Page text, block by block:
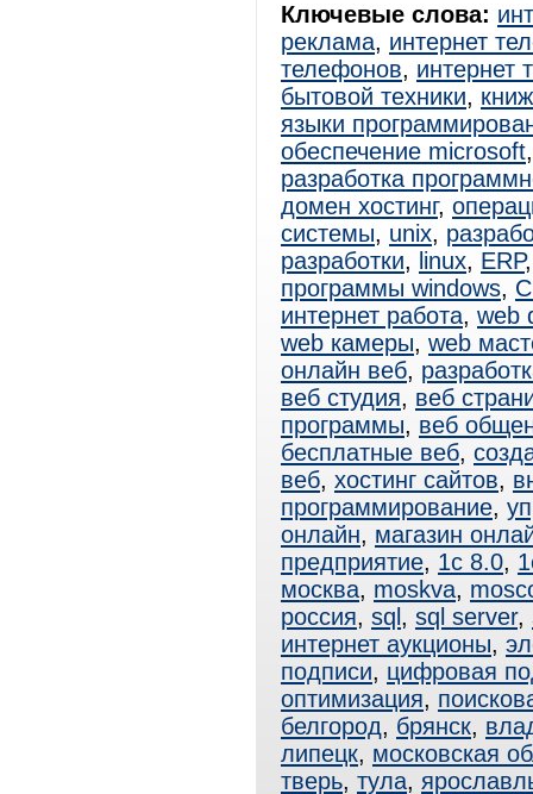
Ключевые слова:
реклама, интернет
телефонов, интернет
бытовой техники,
языки
обеспечение microsoft
разработка
домен хостинг,
системы, unix,
разработки, linux, ERP
программы windows,
интернет работа, web
web камеры, web
онлайн веб,
веб студия, веб
программы, веб
бесплатные веб,
веб, хостинг сайтов,
программирование,
онлайн, магазин
предприятие, 1с 8.0,
москва, moskva,
россия, sql , sql server,
интернет аукционы,
подписи, цифровая
оптимизация,
белгород, брянск,
липецк, московская
тверь, тула,